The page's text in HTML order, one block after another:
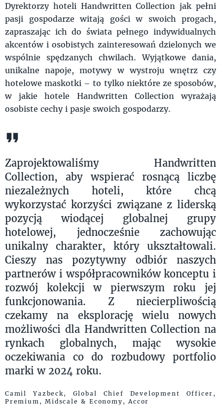
Dyrektorzy hoteli Handwritten Collection jak pełni
pasji gospodarze witają gości w swoich progach,
zapraszając ich do świata pełnego indywidualnych
akcentów i osobistych zainteresowań dzielonych we
wspólnie spędzanych chwilach. Wyjątkowe dania,
unikalne napoje, motywy w wystroju wnętrz czy
hotelowe maskotki – to tylko niektóre ze sposobów,
w jakie hotele Handwritten Collection wyrażają
osobiste cechy i pasje swoich gospodarzy.
Zaprojektowaliśmy Handwritten
Collection, aby wspierać rosnącą liczbę
niezależnych hoteli, które chcą
wykorzystać korzyści związane z liderską
pozycją wiodącej globalnej grupy
hotelowej, jednocześnie zachowując
unikalny charakter, który ukształtowali.
Cieszy nas pozytywny odbiór naszych
partnerów i współpracowników konceptu i
rozwój kolekcji w pierwszym roku jej
funkcjonowania. Z niecierpliwością
czekamy na eksplorację wielu nowych
możliwości dla Handwritten Collection na
rynkach globalnych, mając wysokie
oczekiwania co do rozbudowy portfolio
marki w 2024 roku.
Camil Yazbeck, Global Chief Development Officer,
Premium, Midscale & Economy, Accor